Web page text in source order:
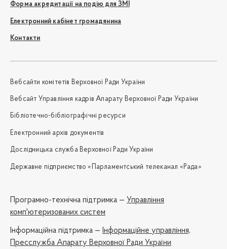
Форма акредитації на подію для ЗМІ
Електронний кабінет громадянина
Контакти
Вебсайти комітетів Верховної Ради України
Вебсайт Управління кадрів Апарату Верховної Ради України
Бібліотечно-бібліографічні ресурси
Електронний архів документів
Дослідницька служба Верховної Ради України
Державне підприємство «Парламентський телеканал «Рада»
Програмно-технічна підтримка — Управління
комп'ютеризованих систем
Iнформаційна підтримка — Інформаційне управління,
Пресслужба Апарату Верховної Ради України